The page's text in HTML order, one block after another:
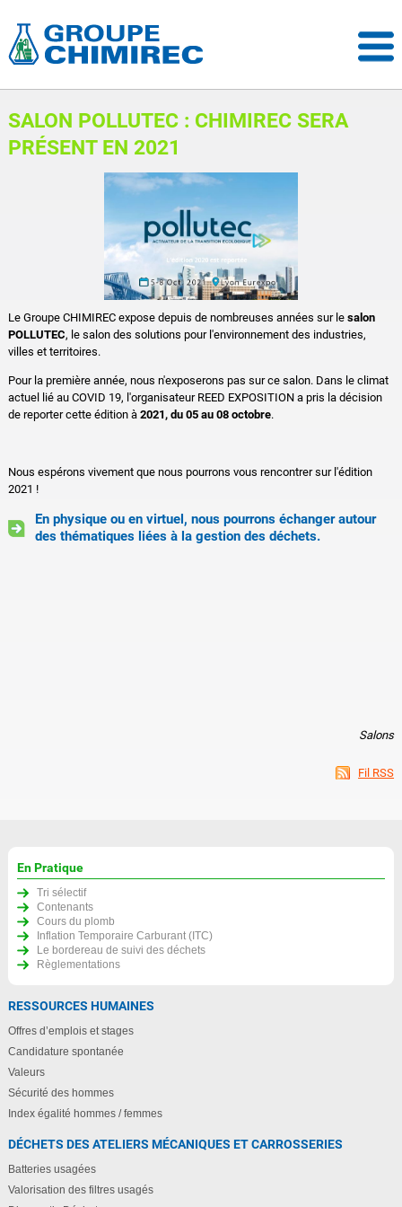
SALON POLLUTEC : CHIMIREC SERA
PRÉSENT EN 2021
Le Groupe CHIMIREC expose depuis de nombreuses années sur le salon
POLLUTEC, le salon des solutions pour l'environnement des industries,
villes et territoires.
Pour la première année, nous n'exposerons pas sur ce salon. Dans le climat
actuel lié au COVID 19, l'organisateur REED EXPOSITION a pris la décision
de reporter cette édition à 2021, du 05 au 08 octobre.
Nous espérons vivement que nous pourrons vous rencontrer sur l'édition
2021 !
En physique ou en virtuel, nous pourrons échanger autour
des thématiques liées à la gestion des déchets.
Salons
Fil RSS
En Pratique
Tri sélectif
Contenants
Cours du plomb
Inflation Temporaire Carburant (ITC)
Le bordereau de suivi des déchets
Règlementations
RESSOURCES HUMAINES
Offres d’emplois et stages
Candidature spontanée
Valeurs
Sécurité des hommes
Index égalité hommes / femmes
DÉCHETS DES ATELIERS MÉCANIQUES ET CARROSSERIES
Batteries usagées
Valorisation des filtres usagés